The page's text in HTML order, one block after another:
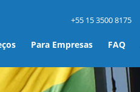
Para Empresas FAQ
+55 15 3500 8175